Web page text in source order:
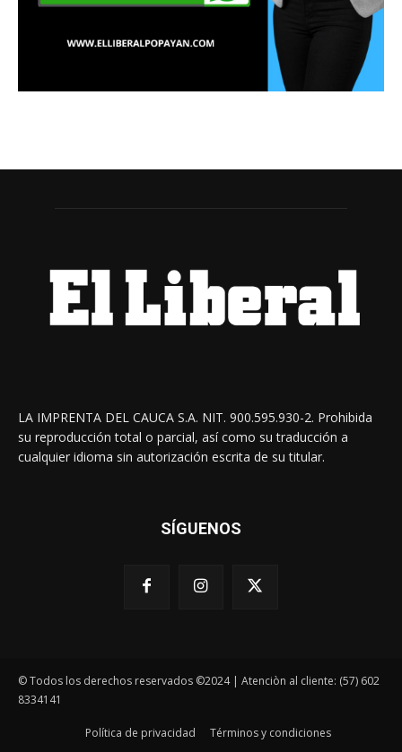
LA IMPRENTA DEL CAUCA S.A. NIT. 900.595.930-2. Prohibida
su reproducción total o parcial, así como su traducción a
cualquier idioma sin autorización escrita de su titular.
SÍGUENOS
© Todos los derechos reservados ©2024 | Atenciòn al cliente: (57) 602
8334141
Política de privacidad Términos y condiciones